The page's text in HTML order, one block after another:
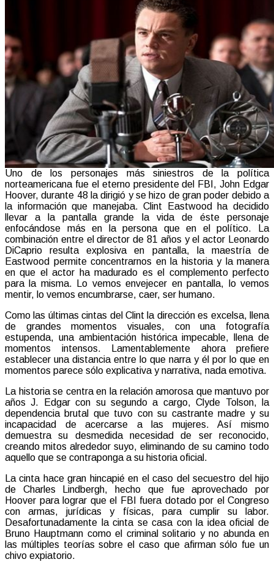
Uno de los personajes más siniestros de la política
norteamericana fue el eterno presidente del FBI, John Edgar
Hoover, durante 48 la dirigió y se hizo de gran poder debido a
la información que manejaba. Clint Eastwood ha decidido
llevar a la pantalla grande la vida de éste personaje
enfocándose más en la persona que en el político. La
combinación entre el director de 81 años y el actor Leonardo
DiCaprio resulta explosiva en pantalla, la maestría de
Eastwood permite concentrarnos en la historia y la manera
en que el actor ha madurado es el complemento perfecto
para la misma. Lo vemos envejecer en pantalla, lo vemos
mentir, lo vemos encumbrarse, caer, ser humano.
Como las últimas cintas del Clint la dirección es excelsa, llena
de grandes momentos visuales, con una fotografía
estupenda, una ambientación histórica impecable, llena de
momentos intensos. Lamentablemente ahora prefiere
establecer una distancia entre lo que narra y él por lo que en
momentos parece sólo explicativa y narrativa, nada emotiva.
La historia se centra en la relación amorosa que mantuvo por
años J. Edgar con su segundo a cargo, Clyde Tolson, la
dependencia brutal que tuvo con su castrante madre y su
incapacidad de acercarse a las mujeres. Así mismo
demuestra su desmedida necesidad de ser reconocido,
creando mitos alrededor suyo, eliminando de su camino todo
aquello que se contraponga a su historia oficial.
La cinta hace gran hincapié en el caso del secuestro del hijo
de Charles Lindbergh, hecho que fue aprovechado por
Hoover para lograr que el FBI fuera dotado por el Congreso
con armas, jurídicas y físicas, para cumplir su labor.
Desafortunadamente la cinta se casa con la idea oficial de
Bruno Hauptmann como el criminal solitario y no abunda en
las múltiples teorías sobre el caso que afirman sólo fue un
chivo expiatorio.